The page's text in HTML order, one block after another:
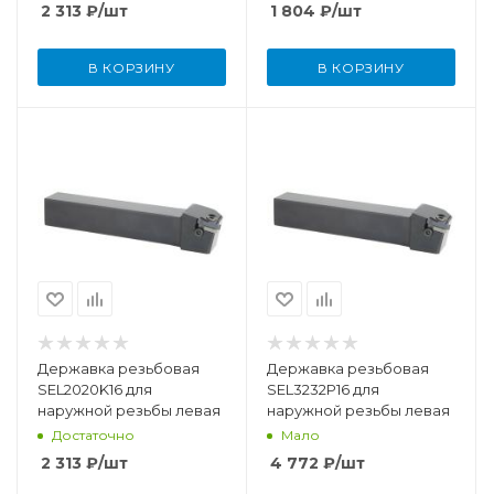
2 313 ₽/шт
В КОРЗИНУ
1 804 ₽/шт
В КОРЗИНУ
Державка резьбовая
SEL2020K16 для
наружной резьбы левая
Достаточно
2 313 ₽/шт
Державка резьбовая
SEL3232P16 для
наружной резьбы левая
Мало
4 772 ₽/шт